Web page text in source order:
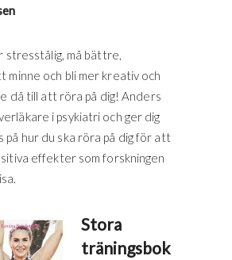
stresstålig, må bättre,
och bli mer kreativ och
då till att röra på dig! Anders
i psykiatri och ger dig
på hur du ska röra på dig för att
effekter som forskningen
Stora
träningsbok